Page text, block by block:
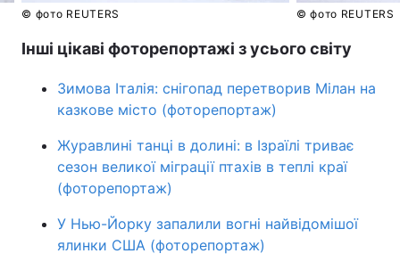
© фото REUTERS © фото REUTERS
Інші цікаві фоторепортажі з усього світу
Зимова Італія: снігопад перетворив Мілан на
казкове місто (фоторепортаж)
Журавлині танці в долині: в Ізраїлі триває
сезон великої міграції птахів в теплі краї
(фоторепортаж)
У Нью-Йорку запалили вогні найвідомішої
ялинки США (фоторепортаж)